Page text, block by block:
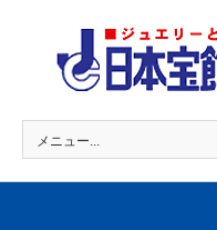
メニュー...